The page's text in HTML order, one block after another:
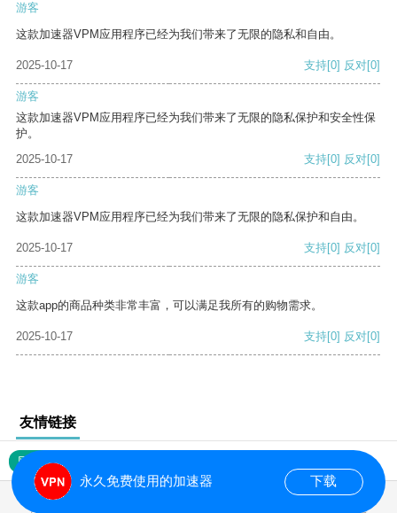
游客
这款加速器VPM应用程序已经为我们带来了无限的隐私和自由。
2025-10-17 支持[0] 反对[0]
游客
这款加速器VPM应用程序已经为我们带来了无限的隐私保护和安全性保
护。
2025-10-17
支持[0] 反对[0]
游客
这款加速器VPM应用程序已经为我们带来了无限的隐私保护和自由。
2025-10-17 支持[0] 反对[0]
游客
这款app的商品种类非常丰富，可以满足我所有的购物需求。
2025-10-17 支持[0] 反对[0]
友情链接
网站地图
永久免费使用的加速器 下载